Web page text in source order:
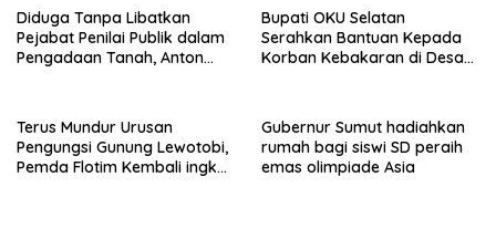
Diduga Tanpa Libatkan
Pejabat Penilai Publik dalam
Pengadaan Tanah, Anton
Bupati OKU Selatan
Serahkan Bantuan Kepada
Korban Kebakaran di Desa
Terus Mundur Urusan
Pengungsi Gunung Lewotobi,
Pemda Flotim Kembali ingkar
Gubernur Sumut hadiahkan
rumah bagi siswi SD peraih
emas olimpiade Asia